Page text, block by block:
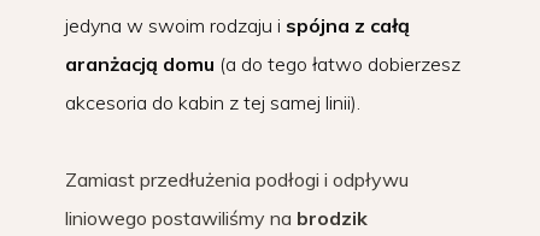
jedyna w swoim rodzaju i spójna z całą
aranżacją domu (a do tego łatwo dobierzesz
akcesoria do kabin z tej samej linii).
Zamiast przedłużenia podłogi i odpływu
liniowego postawiliśmy na brodzik